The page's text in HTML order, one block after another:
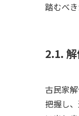
踏むべ
2.1.
古民家
把握し